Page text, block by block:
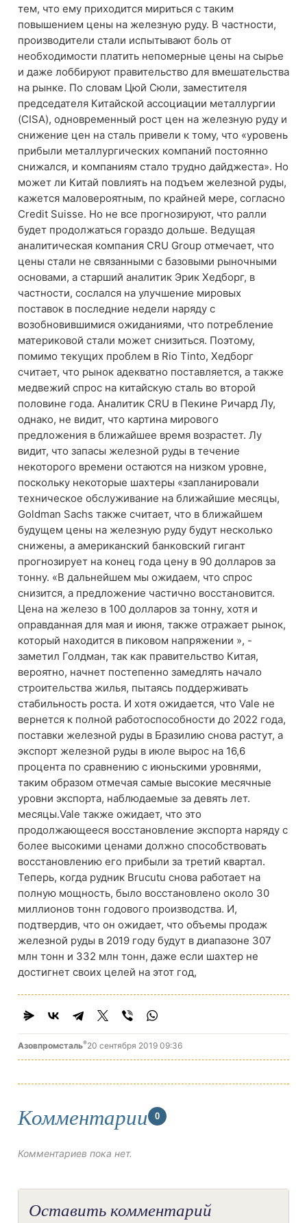
тем, что ему приходится мириться с таким
повышением цены на железную руду. В частности,
производители стали испытывают боль от
необходимости платить непомерные цены на сырье
и даже лоббируют правительство для вмешательства
на рынке. По словам Цюй Сюли, заместителя
председателя Китайской ассоциации металлургии
(CISA), одновременный рост цен на железную руду и
снижение цен на сталь привели к тому, что «уровень
прибыли металлургических компаний постоянно
снижался, и компаниям стало трудно дайджеста». Но
может ли Китай повлиять на подъем железной руды,
кажется маловероятным, по крайней мере, согласно
Credit Suisse. Но не все прогнозируют, что ралли
будет продолжаться гораздо дольше. Ведущая
аналитическая компания CRU Group отмечает, что
цены стали не связанными с базовыми рыночными
основами, а старший аналитик Эрик Хедборг, в
частности, сослался на улучшение мировых
поставок в последние недели наряду с
возобновившимися ожиданиями, что потребление
материковой стали может снизиться. Поэтому,
помимо текущих проблем в Rio Tinto, Хедборг
считает, что рынок адекватно поставляется, а также
медвежий спрос на китайскую сталь во второй
половине года. Аналитик CRU в Пекине Ричард Лу,
однако, не видит, что картина мирового
предложения в ближайшее время возрастет. Лу
видит, что запасы железной руды в течение
некоторого времени остаются на низком уровне,
поскольку некоторые шахтеры «запланировали
техническое обслуживание на ближайшие месяцы,
Goldman Sachs также считает, что в ближайшем
будущем цены на железную руду будут несколько
снижены, а американский банковский гигант
прогнозирует на конец года цену в 90 долларов за
тонну. «В дальнейшем мы ожидаем, что спрос
снизится, а предложение частично восстановится.
Цена на железо в 100 долларов за тонну, хотя и
оправданная для мая и июня, также отражает рынок,
который находится в пиковом напряжении », -
заметил Голдман, так как правительство Китая,
вероятно, начнет постепенно замедлять начало
строительства жилья, пытаясь поддерживать
стабильность роста. И хотя ожидается, что Vale не
вернется к полной работоспособности до 2022 года,
поставки железной руды в Бразилию снова растут, а
экспорт железной руды в июле вырос на 16,6
процента по сравнению с июньскими уровнями,
таким образом отмечая самые высокие месячные
уровни экспорта, наблюдаемые за девять лет.
месяцы.Vale также ожидает, что это
продолжающееся восстановление экспорта наряду с
более высокими ценами должно способствовать
восстановлению его прибыли за третий квартал.
Теперь, когда рудник Brucutu снова работает на
полную мощность, было восстановлено около 30
миллионов тонн годового производства. И,
подтвердив, что он ожидает, что объемы продаж
железной руды в 2019 году будут в диапазоне 307
млн тонн и 332 млн тонн, даже если шахтер не
достигнет своих целей на этот год,
Азовпромсталь®20 сентября 2019 09:36
Комментарии 0
Комментариев пока нет.
Оставить комментарий